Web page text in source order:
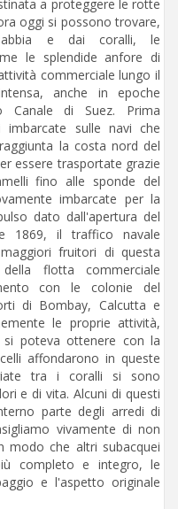
a proteggere le rotte
oggi si possono trovare,
e dai coralli, le
le splendide anfore di
commerciale lungo il
anche in epoche
Canale di Suez. Prima
imbarcate sulle navi che
la costa nord del
essere trasportate grazie
fino alle sponde del
imbarcate per la
dato dall'apertura del
1869, il traffico navale
fruitori di questa
flotta commerciale
con le colonie del
di Bombay, Calcutta e
le proprie attività,
poteva ottenere con la
affondarono in queste
tra i coralli si sono
e di vita. Alcuni di questi
parte degli arredi di
vivamente di non
modo che altri subacquei
completo e integro, le
e l'aspetto originale